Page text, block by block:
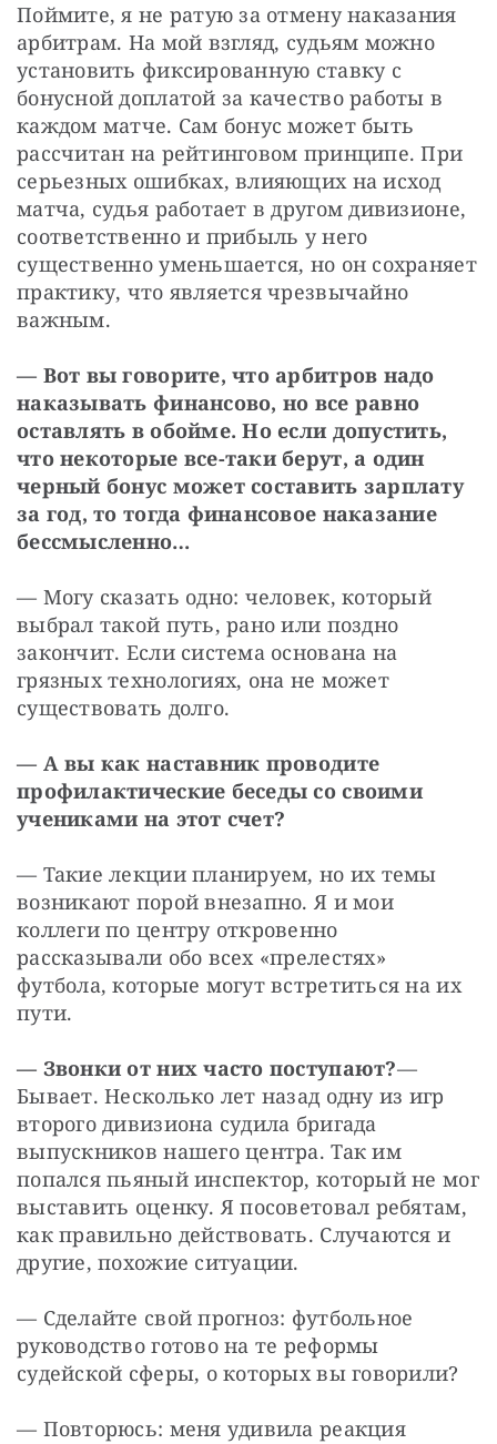
Поймите, я не ратую за отмену наказания
арбитрам. На мой взгляд, судьям можно
установить фиксированную ставку с
бонусной доплатой за качество работы в
каждом матче. Сам бонус может быть
рассчитан на рейтинговом принципе. При
серьезных ошибках, влияющих на исход
матча, судья работает в другом дивизионе,
соответственно и прибыль у него
существенно уменьшается, но он сохраняет
практику, что является чрезвычайно
важным.
— Вот вы говорите, что арбитров надо
наказывать финансово, но все равно
оставлять в обойме. Но если допустить,
что некоторые все-таки берут, а один
черный бонус может составить зарплату
за год, то тогда финансовое наказание
бессмысленно…
— Могу сказать одно: человек, который
выбрал такой путь, рано или поздно
закончит. Если система основана на
грязных технологиях, она не может
существовать долго.
— А вы как наставник проводите
профилактические беседы со своими
учениками на этот счет?
— Такие лекции планируем, но их темы
возникают порой внезапно. Я и мои
коллеги по центру откровенно
рассказывали обо всех «прелестях»
футбола, которые могут встретиться на их
пути.
— Звонки от них часто поступают?—
Бывает. Несколько лет назад одну из игр
второго дивизиона судила бригада
выпускников нашего центра. Так им
попался пьяный инспектор, который не мог
выставить оценку. Я посоветовал ребятам,
как правильно действовать. Случаются и
другие, похожие ситуации.
— Сделайте свой прогноз: футбольное
руководство готово на те реформы
судейской сферы, о которых вы говорили?
— Повторюсь: меня удивила реакция